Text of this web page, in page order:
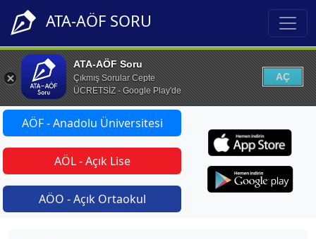
ATA-AÖF SORU
ATA-AÖF Soru
Çıkmış Sorular Cepte
ÜCRETSİZ - Google Play'de
AÇ
AÖF - Anadolu Üniversitesi
AÖL - Açık Lise
AÖO - Açık Ortaokul